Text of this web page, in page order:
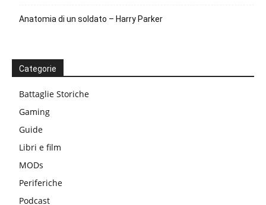
Anatomia di un soldato – Harry Parker
Categorie
Battaglie Storiche
Gaming
Guide
Libri e film
MODs
Periferiche
Podcast